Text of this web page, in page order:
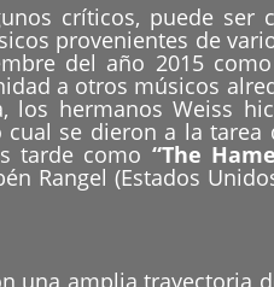
críticos, puede ser
provenientes de
del año 2015
a otros músicos
los hermanos Weiss
se dieron a la tarea
tarde como “The
Rangel (Estados
una amplia trayectoria